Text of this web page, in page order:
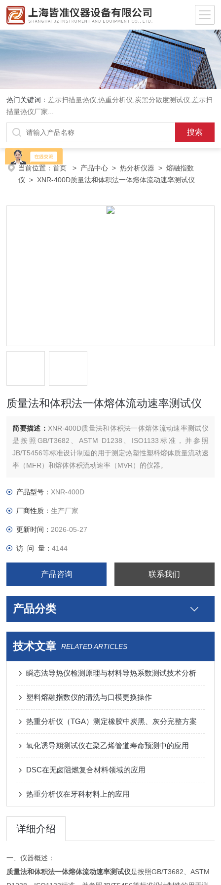
热门关键词： 差示扫描量热仪 ,热重分析仪 炭黑分散度测试仪 差示扫
描量热仪厂家
当前位置：首页 > 产品中心 >热分析仪器 >熔融指数
仪 > XNR-400D质量法和体积法一体熔体流动速率测试仪
质量法和体积法一体熔体流动速率测试仪
简要描述： XNR-400D质量法和体积法一体熔体流动速率测试仪
是按照GB/T3682、ASTM D1238、ISO1133标准，并参照
JB/T5456等标准设计制造的用于测定热塑性塑料熔体质量流动速
率（MFR）和熔体体积流动速率（MVR）的仪器。
产品型号： XNR-400D
厂商性质：生产厂家
更新时间： 2026-05-27
访 问 量：4144
产品咨询 联系我们
产品分类
技术文章 RELATED ARTICLES
瞬态法导热仪检测原理与材料导热系数测试技术分析
塑料熔融指数仪的清洗与口模更换操作
热重分析仪（TGA）测定橡胶中炭黑、灰分完整方案
氧化诱导期测试仪在聚乙烯管道寿命预测中的应用
DSC在无卤阻燃复合材料领域的应用
热重分析仪在牙科材料上的应用
详细介绍
一、仪器概述：
质量法和体积法一体熔体流动速率测试仪是按照GB/T3682、ASTM